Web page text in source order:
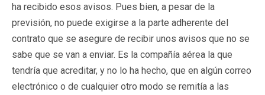
ha recibido esos avisos. Pues bien, a pesar de la
previsión, no puede exigirse a la parte adherente del
contrato que se asegure de recibir unos avisos que no se
sabe que se van a enviar. Es la compañía aérea la que
tendría que acreditar, y no lo ha hecho, que en algún correo
electrónico o de cualquier otro modo se remitía a las